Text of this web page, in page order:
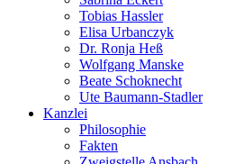
Tobias Hassler
Elisa Urbanczyk
Dr. Ronja Heß
Wolfgang Manske
Beate Schoknecht
Ute Baumann-Stadler
Kanzlei
Philosophie
Fakten